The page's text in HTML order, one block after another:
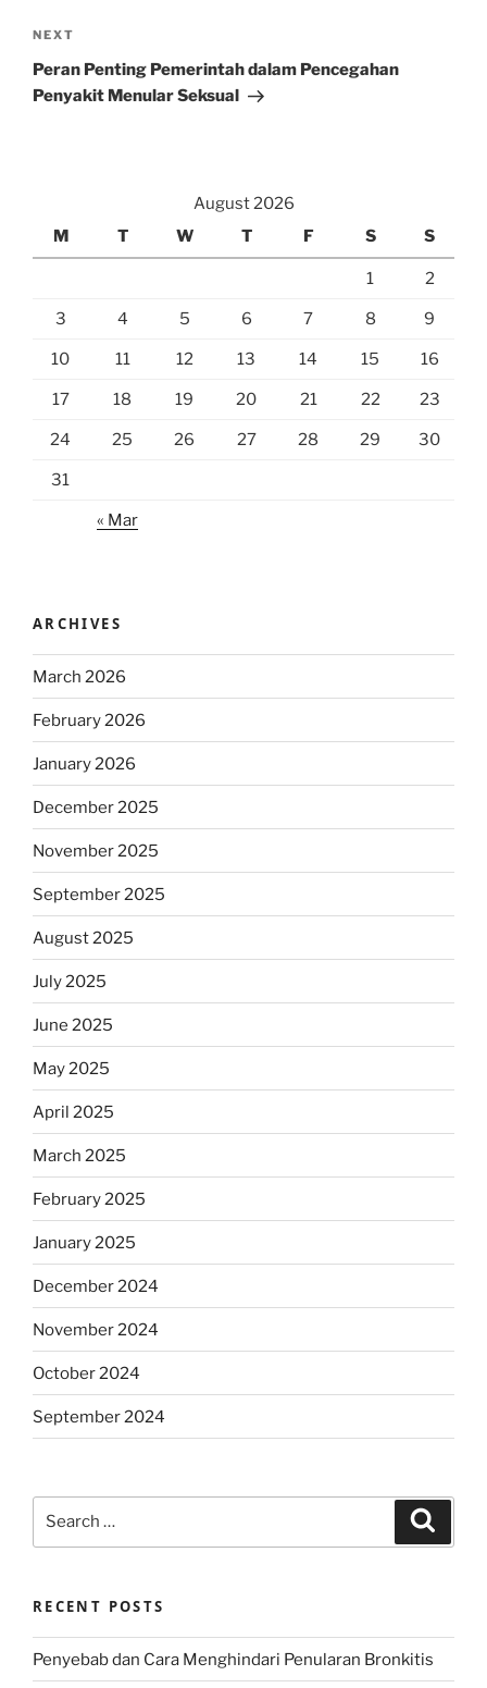
Next
Post
NEXT
Peran Penting Pemerintah dalam Pencegahan
Penyakit Menular Seksual
August 2026
M
T W T F S S
1 2
3 4 5 6 7 8 9
10 11 12 13 14 15 16
17 18 19 20 21 22 23
24 25 26 27 28 29 30
31
« Mar
ARCHIVES
March 2026
February 2026
January 2026
December 2025
November 2025
September 2025
August 2025
July 2025
June 2025
May 2025
April 2025
March 2025
February 2025
January 2025
December 2024
November 2024
October 2024
September 2024
RECENT POSTS
Penyebab dan Cara Menghindari Penularan Bronkitis